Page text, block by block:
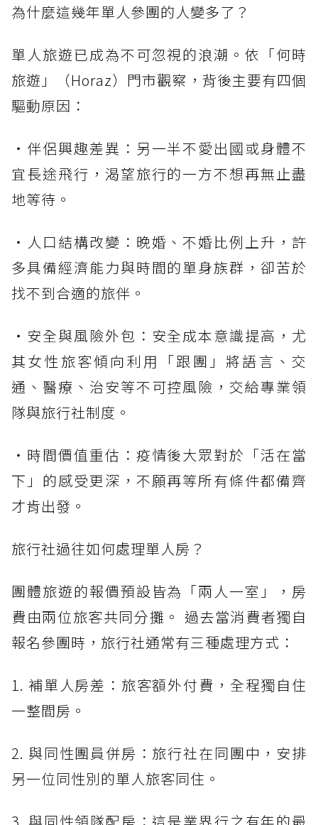
為什麼這幾年單人參團的人變多了？
單人旅遊已成為不可忽視的浪潮。依「何時
旅遊」（Horaz）門市觀察，背後主要有四個
驅動原因：
・伴侶興趣差異：另一半不愛出國或身體不
宜長途飛行，渴望旅行的一方不想再無止盡
地等待。
・人口結構改變：晚婚、不婚比例上升，許
多具備經濟能力與時間的單身族群，卻苦於
找不到合適的旅伴。
・安全與風險外包：安全成本意識提高，尤
其女性旅客傾向利用「跟團」將語言、交
通、醫療、治安等不可控風險，交給專業領
隊與旅行社制度。
・時間價值重估：疫情後大眾對於「活在當
下」的感受更深，不願再等所有條件都備齊
才肯出發。
旅行社過往如何處理單人房？
團體旅遊的報價預設皆為「兩人一室」，房
費由兩位旅客共同分攤。 過去當消費者獨自
報名參團時，旅行社通常有三種處理方式：
1. 補單人房差：旅客額外付費，全程獨自住
一整間房。
2. 與同性團員併房：旅行社在同團中，安排
另一位同性別的單人旅客同住。